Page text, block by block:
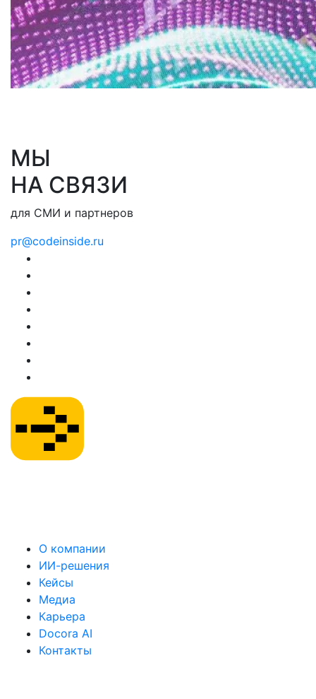
МЫ
НА СВЯЗИ
для СМИ и партнеров
pr@codeinside.ru
О компании
ИИ-решения
Кейсы
Медиа
Карьера
Docora AI
Контакты